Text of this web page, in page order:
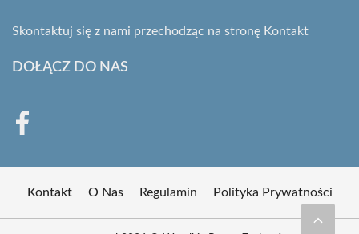
Skontaktuj się z nami przechodząc na stronę Kontakt
DOŁĄCZ DO NAS
Kontakt O Nas Regulamin Polityka Prywatności